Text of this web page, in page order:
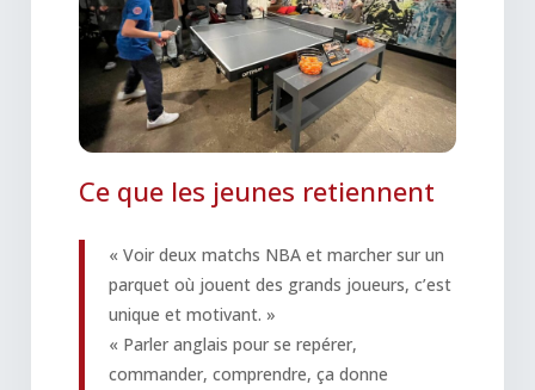
Ce que les jeunes retiennent
« Voir deux matchs NBA et marcher sur un
parquet où jouent des grands joueurs, c’est
unique et motivant. »
« Parler anglais pour se repérer,
commander, comprendre, ça donne